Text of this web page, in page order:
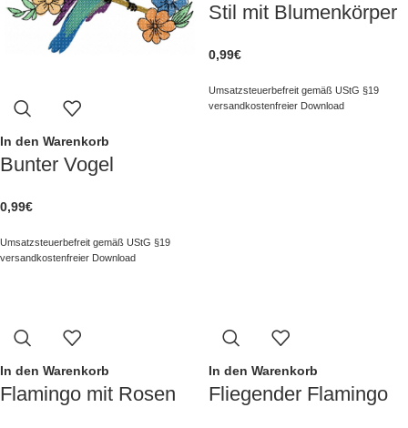
In den Warenkorb
Bunter Vogel
0,99€
Umsatzsteuerbefreit gemäß UStG §19
versandkostenfreier Download
Stil mit Blumenkörper
0,99€
Umsatzsteuerbefreit gemäß UStG §19
versandkostenfreier Download
In den Warenkorb
Flamingo mit Rosen
In den Warenkorb
Fliegender Flamingo